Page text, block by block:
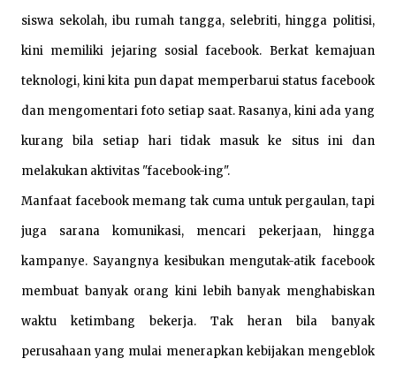
siswa sekolah, ibu rumah tangga, selebriti, hingga politisi,
kini memiliki jejaring sosial facebook. Berkat kemajuan
teknologi, kini kita pun dapat memperbarui status facebook
dan mengomentari foto setiap saat. Rasanya, kini ada yang
kurang bila setiap hari tidak masuk ke situs ini dan
melakukan aktivitas "facebook-ing".
Manfaat facebook memang tak cuma untuk pergaulan, tapi
juga sarana komunikasi, mencari pekerjaan, hingga
kampanye. Sayangnya kesibukan mengutak-atik facebook
membuat banyak orang kini lebih banyak menghabiskan
waktu ketimbang bekerja. Tak heran bila banyak
perusahaan yang mulai menerapkan kebijakan mengeblok